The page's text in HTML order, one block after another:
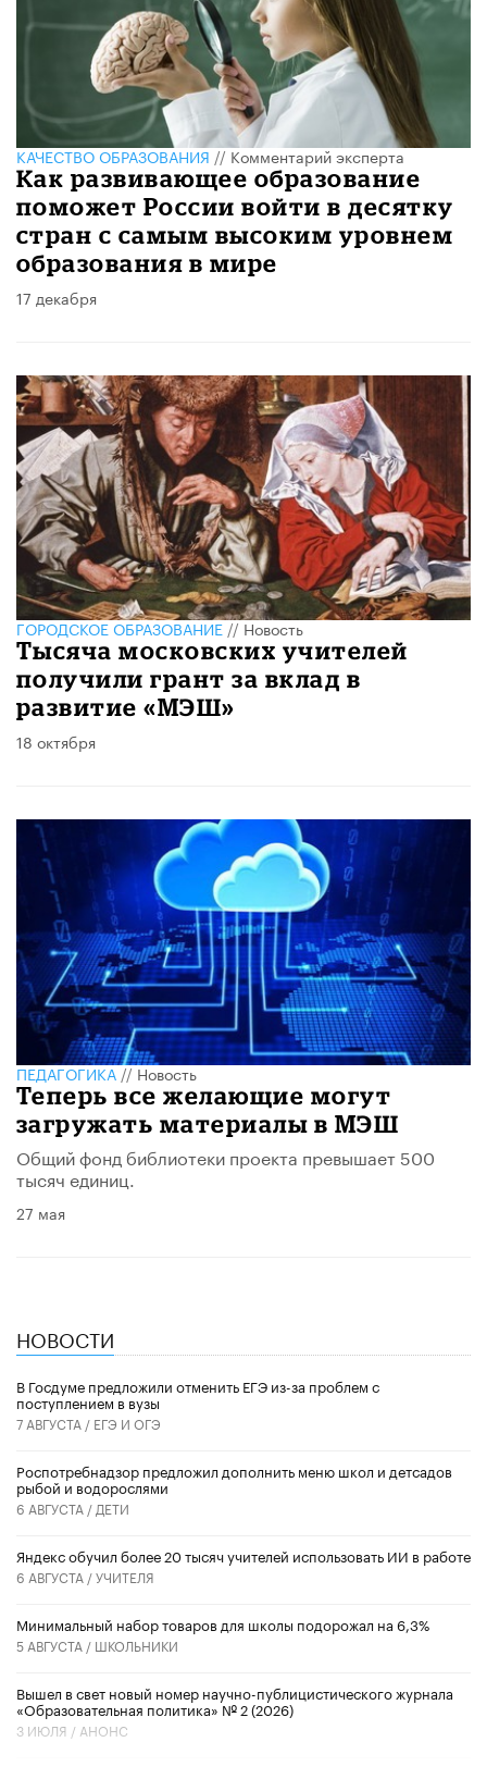
КАЧЕСТВО ОБРАЗОВАНИЯ//Комментарий эксперта
Как развивающее образование
поможет России войти в десятку
стран с самым высоким уровнем
образования в мире
17 декабря
ГОРОДСКОЕ ОБРАЗОВАНИЕ//Новость
Тысяча московских учителей
получили грант за вклад в
развитие «МЭШ»
18 октября
ПЕДАГОГИКА//Новость
Теперь все желающие могут
загружать материалы в МЭШ
Общий фонд библиотеки проекта превышает 500
тысяч единиц.
27 мая
НОВОСТИ
В Госдуме предложили отменить ЕГЭ из-за проблем с
поступлением в вузы
7 АВГУСТА / ЕГЭ И ОГЭ
Роспотребнадзор предложил дополнить меню школ и детсадов
рыбой и водорослями
6 АВГУСТА / ДЕТИ
​Яндекс обучил более 20 тысяч учителей использовать ИИ в работе
6 АВГУСТА /УЧИТЕЛЯ
Минимальный набор товаров для школы подорожал на 6,3%
5 АВГУСТА / ШКОЛЬНИКИ
Вышел в свет новый номер научно-публицистического журнала
«Образовательная политика» № 2 (2026)
3 ИЮЛЯ / АНОНС